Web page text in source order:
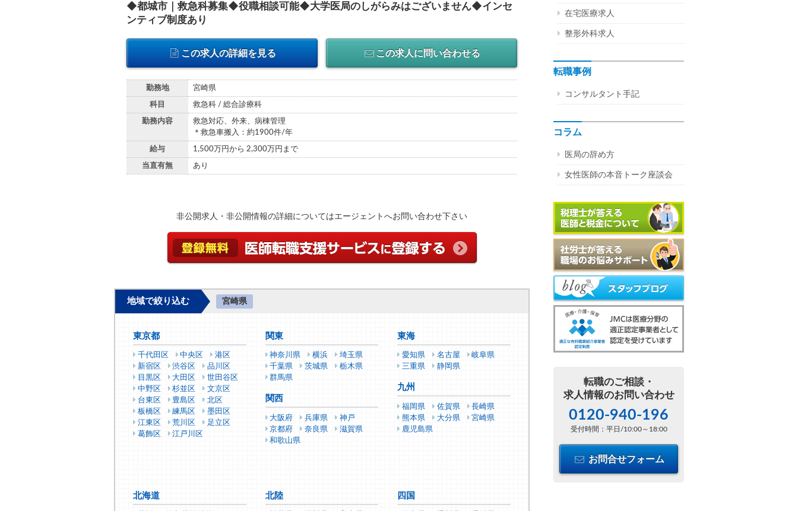
◆都城市｜救急科募集◆役職相談可能◆大学医局のしがらみはございません◆インセ
ンティブ制度あり
この求人の詳細を見る この求人に問い合わせる
勤務地 宮崎県
科目 救急科 / 総合診療科
勤務内容
救急対応、外来、病棟管理
＊救急車搬入：約1900件/年
給与 1,500万円から 2,300万円まで
当直有無 あり
非公開求人・非公開情報の詳細についてはエージェントへお問い合わせ下さい
地域で絞り込む 宮崎県
東京都
千代田区 中央区
港区
新宿区
渋谷区
品川区
目黒区
大田区
世田谷区
中野区
杉並区
文京区
台東区
豊島区
北区
板橋区
練馬区
墨田区
江東区
荒川区
足立区
葛飾区
江戸川区
関東
神奈川県 横浜
埼玉県
千葉県
茨城県
栃木県
群馬県
関西
大阪府 兵庫県
神戸
京都府
奈良県
滋賀県
和歌山県
東海
愛知県 名古屋
岐阜県
三重県
静岡県
九州
福岡県 佐賀県
長崎県
熊本県
大分県
宮崎県
鹿児島県
北海道 北陸 四国
在宅医療求人
整形外科求人
転職事例
コンサルタント手記
コラム
医局の辞め方
女性医師の本音トーク座談会
転職のご相談・
求人情報のお問い合わせ
0120-940-196
受付時間：平日/10:00～18:00
お問合せフォーム